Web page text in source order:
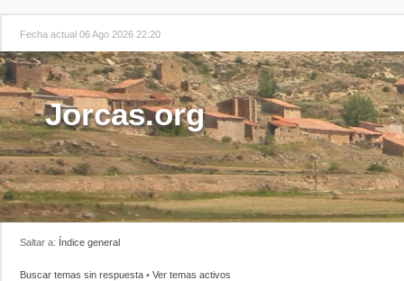
Fecha actual 06 Ago 2026 22:20
Jorcas.org
Saltar a: Índice general
Buscar temas sin respuesta • Ver temas activos